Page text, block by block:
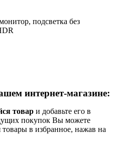
подсветка без
интернет-магазине:
товар и добавьте его в
покупок Вы можете
в избранное, нажав на